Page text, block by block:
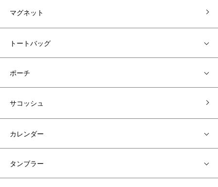
マグネット
トートバッグ
ポーチ
サコッシュ
カレンダー
タンブラー